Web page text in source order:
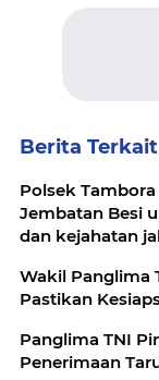
Berita Terkait
Polsek
Jembatan Besi
dan kejahatan
Wakil Panglima
Pastikan
Panglima TNI
Penerimaan